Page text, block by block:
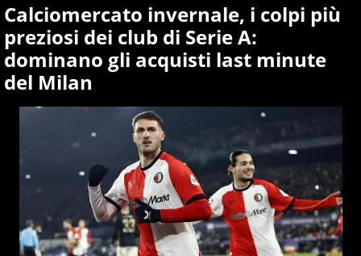
Calciomercato invernale, i colpi più
preziosi dei club di Serie A:
dominano gli acquisti last minute
del Milan